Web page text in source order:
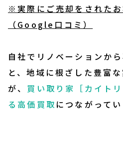
※実際にご売却をされた
（Google口コミ）
自社でリノベーションか
と、地域に根ざした豊富
が、 買い取り家［カイト
る高価買取 につながってい